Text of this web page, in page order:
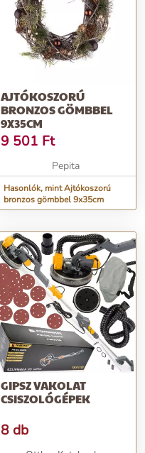
AJTÓKOSZORÚ
BRONZOS GÖMBBEL
9X35CM
9 501 Ft
Pepita
Hasonlók, mint Ajtókoszorú
bronzos gömbbel 9x35cm
GIPSZ VAKOLAT
CSISZOLÓGÉPEK
8 db